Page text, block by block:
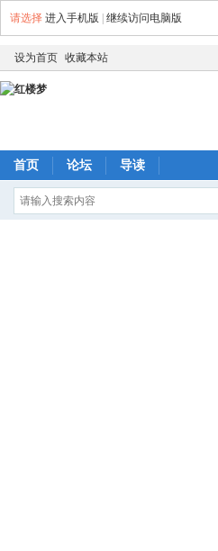
请选择 进入手机版 继续访问电脑版
设为首页 收藏本站
首页 论坛 导读